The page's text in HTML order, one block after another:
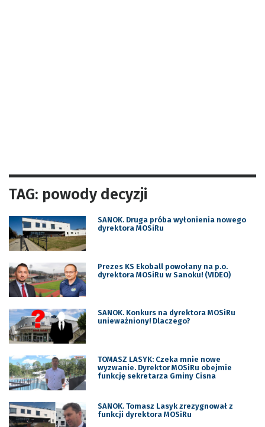
TAG: powody decyzji
SANOK. Druga próba wyłonienia nowego
dyrektora MOSiRu
Prezes KS Ekoball powołany na p.o.
dyrektora MOSiRu w Sanoku! (VIDEO)
SANOK. Konkurs na dyrektora MOSiRu
unieważniony! Dlaczego?
TOMASZ LASYK: Czeka mnie nowe
wyzwanie. Dyrektor MOSiRu obejmie
funkcję sekretarza Gminy Cisna
SANOK. Tomasz Lasyk zrezygnował z
funkcji dyrektora MOSiRu